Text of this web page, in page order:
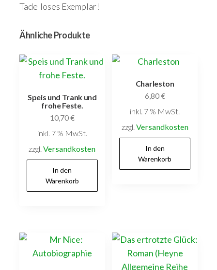
Tadelloses Exemplar!
Ähnliche Produkte
Speis und Trank und
frohe Feste.
10,70€
inkl. 7 % MwSt.
zzgl.Versandkosten
In den
Warenkorb
Charleston
6,80€
inkl. 7 % MwSt.
zzgl. Versandkosten
In den
Warenkorb